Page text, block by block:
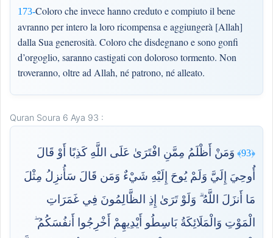
173-Coloro che invece hanno creduto e compiuto il bene
avranno per intero la loro ricompensa e aggiungerà [Allah]
dalla Sua generosità. Coloro che disdegnano e sono gonfi
d’orgoglio, saranno castigati con doloroso tormento. Non
troveranno, oltre ad Allah, né patrono, né alleato.
Quran Soura 6 Aya 93 :
﴿93﴾
وَمَنْ أَظْلَمُ مِمَّنِ افْتَرَىٰ عَلَى اللَّهِ كَذِبًا أَوْ قَالَ
أُوحِيَ إِلَيَّ وَلَمْ يُوحَ إِلَيْهِ شَيْءٌ وَمَن قَالَ سَأُنزِلُ مِثْلَ
مَا أَنزَلَ اللَّهُ ۗ وَلَوْ تَرَىٰ إِذِ الظَّالِمُونَ فِي غَمَرَاتِ
الْمَوْتِ وَالْمَلَائِكَةُ بَاسِطُو أَيْدِيهِمْ أَخْرِجُوا أَنفُسَكُمُ ۖ